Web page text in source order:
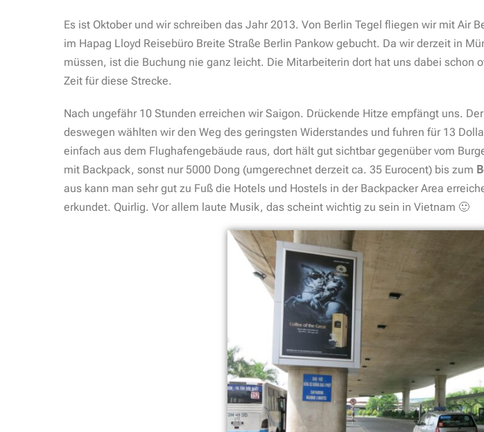
Es ist Oktober und wir schreiben das Jahr 2013. Von Berlin Tegel fliegen wir mit Air
im Hapag Lloyd Reisebüro Breite Straße Berlin Pankow gebucht. Da wir derzeit in
müssen, ist die Buchung nie ganz leicht. Die Mitarbeiterin dort hat uns dabei
Zeit für diese Strecke.
Nach ungefähr 10 Stunden erreichen wir Saigon. Drückende Hitze empfängt uns.
deswegen wählten wir den Weg des geringsten Widerstandes und fuhren für 13
einfach aus dem Flughafengebäude raus, dort hält gut sichtbar gegenüber vom
mit Backpack, sonst nur 5000 Dong (umgerechnet derzeit ca. 35 Eurocent) bis zum
aus kann man sehr gut zu Fuß die Hotels und Hostels in der Backpacker Area
erkundet. Quirlig. Vor allem laute Musik, das scheint wichtig zu sein in Vietnam 🙂